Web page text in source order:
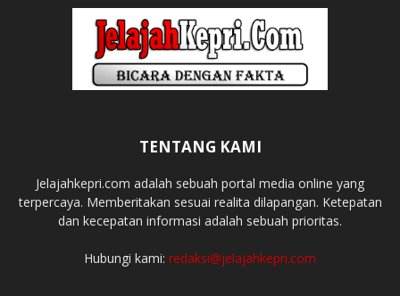
TENTANG KAMI
Jelajahkepri.com adalah sebuah portal media online yang
terpercaya. Memberitakan sesuai realita dilapangan. Ketepatan
dan kecepatan informasi adalah sebuah prioritas.
Hubungi kami: redaksi@jelajahkepri.com